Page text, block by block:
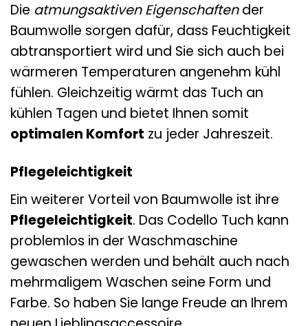
Die atmungsaktiven Eigenschaftender
Baumwolle sorgen dafür, dass Feuchtigkeit
abtransportiert wird und Sie sich auch bei
wärmeren Temperaturen angenehm kühl
fühlen. Gleichzeitig wärmt das Tuch an
kühlen Tagen und bietet Ihnen somit
optimalen Komfort zu jeder Jahreszeit.
Pflegeleichtigkeit
Ein weiterer Vorteil von Baumwolle ist ihre
Pflegeleichtigkeit. Das Codello Tuch kann
problemlos in der Waschmaschine
gewaschen werden und behält auch nach
mehrmaligem Waschen seine Form und
Farbe. So haben Sie lange Freude an Ihrem